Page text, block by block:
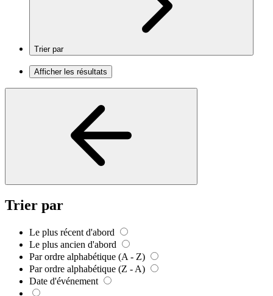
Trier par
Afficher les résultats
Trier par
Le plus récent d'abord
Le plus ancien d'abord
Par ordre alphabétique (A - Z)
Par ordre alphabétique (Z - A)
Date d'événement